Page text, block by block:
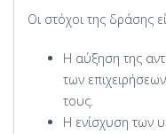
Οι στόχοι της δράσης
Η αύξηση της
των
τους.
Η ενίσχυση των